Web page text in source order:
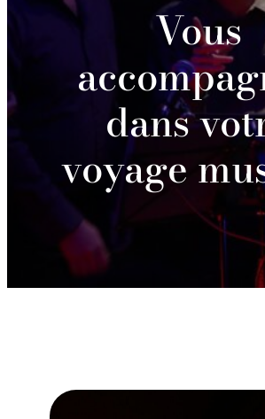
Vous
dans
voyage